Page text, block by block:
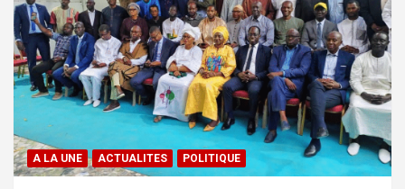
A LA UNE ACTUALITES POLITIQUE